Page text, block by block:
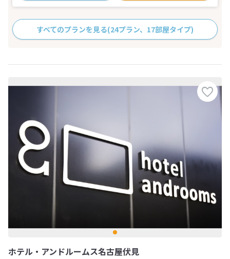
すべてのプランを見る(24プラン、17部屋タイプ)
ホテル・アンドルームス名古屋伏見